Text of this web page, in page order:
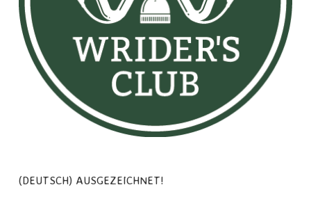
(DEUTSCH) AUSGEZEICHNET!